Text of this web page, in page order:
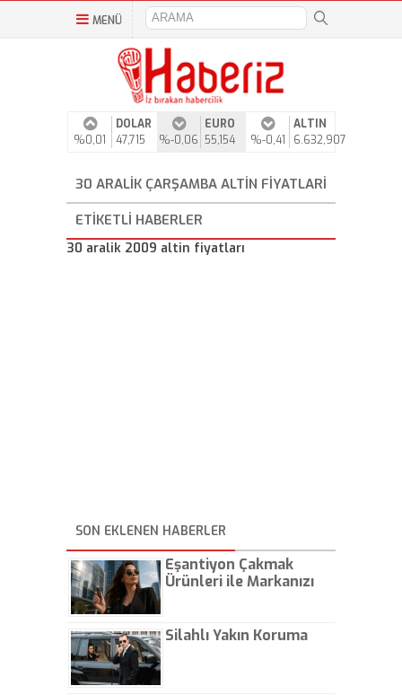
MENÜ
%0,01
DOLAR
47,715
%-0,06
EURO
55,154
%-0,41
ALTIN
6.632,907
30 ARALIK ÇARŞAMBA ALTIN FIYATLARI
ETIKETLI HABERLER
30 aralik 2009 altin fiyatları
SON EKLENEN HABERLER
Eşantiyon Çakmak
Ürünleri ile Markanızı
Silahlı Yakın Koruma